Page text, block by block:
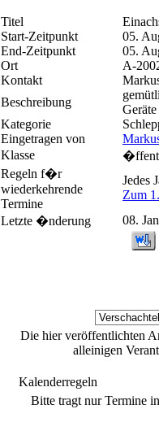
Titel
Start-Zeitpunkt
05.
End-Zeitpunkt
05.
Ort
A-
Kontakt
Beschreibung
Kategorie
Eingetragen von
Klasse
Regeln f�r
wiederkehrende
Termine
Jedes
Zum
Letzte �nderung
08.
Die hier veröffentlichten
alleinigen
Kalenderregeln
Bitte tragt nur Termine